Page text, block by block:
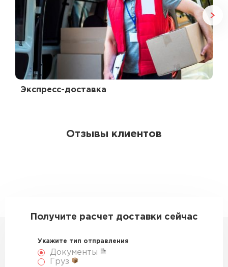
Экспресс-доставка
Отзывы клиентов
Получите расчет доставки сейчас
Укажите тип отправления
Документы
Груз